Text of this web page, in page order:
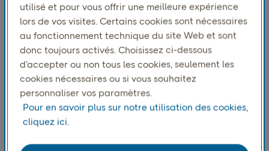
utilisé et pour vous offrir une meilleure expérience
lors de vos visites. Certains cookies sont nécessaires
au fonctionnement technique du site Web et sont
donc toujours activés. Choisissez ci-dessous
d’accepter ou non tous les cookies, seulement les
cookies nécessaires ou si vous souhaitez
personnaliser vos paramètres.
Pour en savoir plus sur notre utilisation des cookies,
cliquez ici.